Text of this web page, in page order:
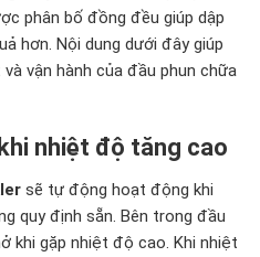
phân bố đồng đều giúp dập
hơn. Nội dung dưới đây giúp
vận hành của đầu phun chữa
nhiệt độ tăng cao
sẽ tự động hoạt động khi
quy định sẵn. Bên trong đầu
khi gặp nhiệt độ cao. Khi nhiệt